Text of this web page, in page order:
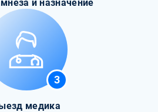
и назначение
3
медика